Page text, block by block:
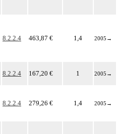
8.2.2.4 463,87 € 1,4 2005 →
8.2.2.4 167,20 € 1 2005 →
8.2.2.4 279,26 € 1,4 2005 →